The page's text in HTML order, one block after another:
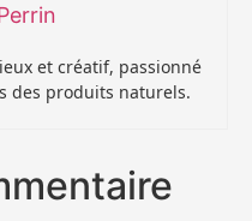
et créatif, passionné
des produits naturels.